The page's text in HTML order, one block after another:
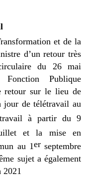
et de la
d’un retour très
du 26 mai
Publique
retour sur le lieu de
jour de télétravail au
à partir du 9
et la mise en
au 1erseptembre
sujet a également
2021